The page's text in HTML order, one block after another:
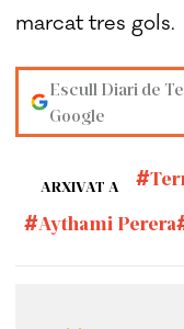
marcat tres gols.
Escull Diari de
Google
ARXIVAT A
Aythami Perera